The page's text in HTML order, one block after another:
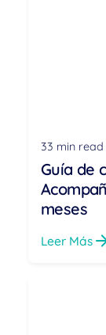
33 min read
Guía de
meses
Leer Más